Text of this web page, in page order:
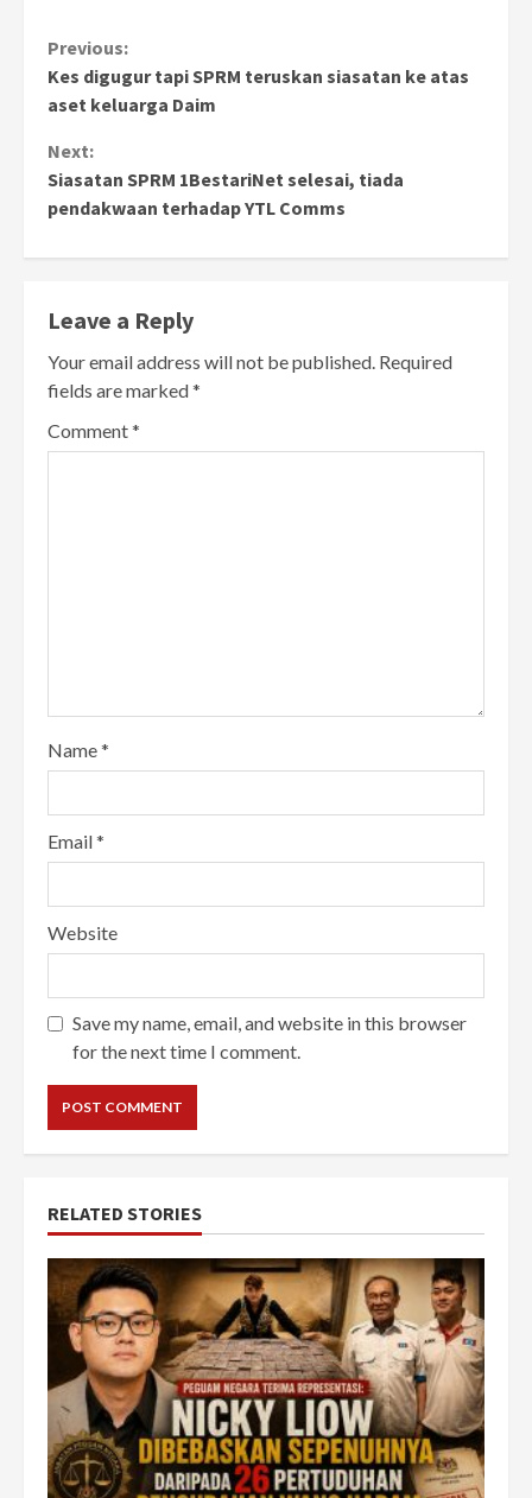
Continue
Reading
Previous:
Kes digugur tapi SPRM teruskan siasatan ke atas
aset keluarga Daim
Next:
Siasatan SPRM 1BestariNet selesai, tiada
pendakwaan terhadap YTL Comms
Leave a Reply
Your email address will not be published. Required
fields are marked*
Comment*
Name*
Email*
Website
Save my name, email, and website in this browser
for the next time I comment.
RELATED STORIES